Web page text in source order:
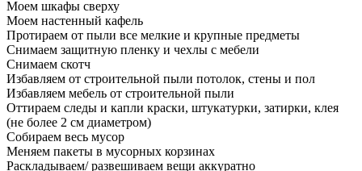
Моем шкафы сверху
Моем настенный кафель
Протираем от пыли все мелкие и крупные предметы
Снимаем защитную пленку и чехлы с мебели
Снимаем скотч
Избавляем от строительной пыли потолок, стены и пол
Избавляем мебель от строительной пыли
Оттираем следы и капли краски, штукатурки, затирки, клея
(не более 2 см диаметром)
Собираем весь мусор
Меняем пакеты в мусорных корзинах
Раскладываем/ развешиваем вещи аккуратно